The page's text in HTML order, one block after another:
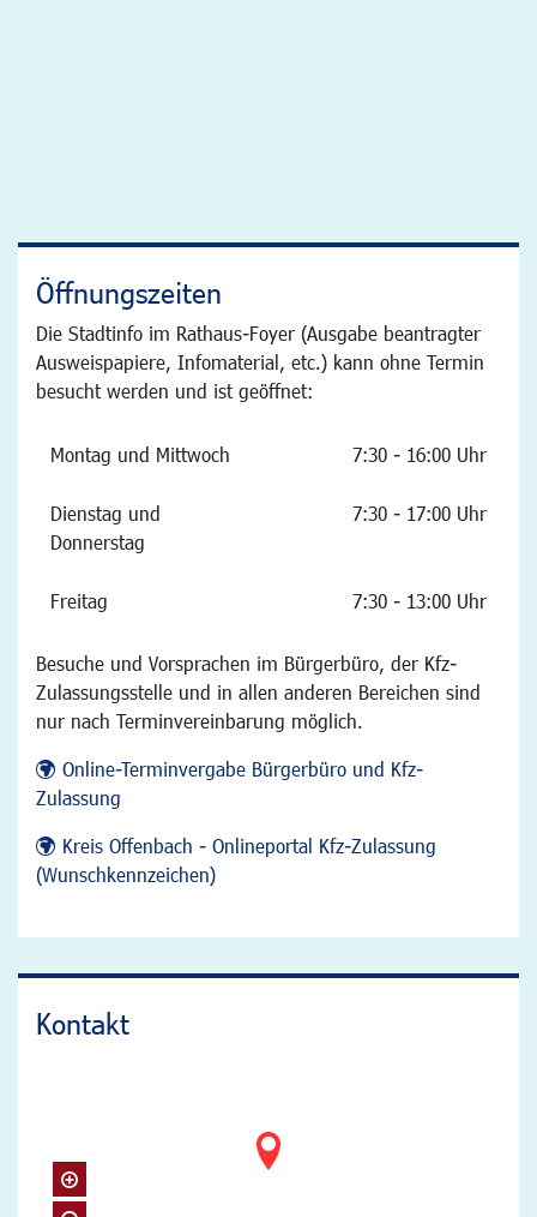
Öffnungszeiten
Die Stadtinfo im Rathaus-Foyer (Ausgabe beantragter
Ausweispapiere, Infomaterial, etc.) kann ohne Termin
besucht werden und ist geöffnet:
Montag und Mittwoch 7:30 - 16:00 Uhr
Dienstag und
Donnerstag
7:30 - 17:00 Uhr
Freitag 7:30 - 13:00 Uhr
Besuche und Vorsprachen im Bürgerbüro, der Kfz-
Zulassungsstelle und in allen anderen Bereichen sind
nur nach Terminvereinbarung möglich.
Online-Terminvergabe Bürgerbüro und Kfz-
Zulassung
Kreis Offenbach - Onlineportal Kfz-Zulassung
(Wunschkennzeichen)
Kontakt